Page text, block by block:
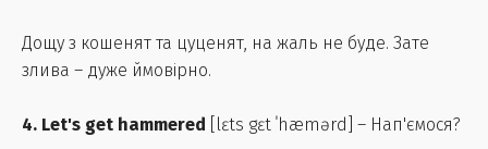
Дощу з кошенят та цуценят, на жаль не буде. Зате
злива – дуже ймовірно.
4. Let's get hammered [lɛts gɛt ˈhæmərd] – Нап'ємося?